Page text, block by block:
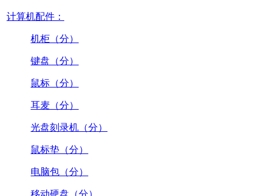
计算机配件：
机柜（分）
键盘（分）
鼠标（分）
耳麦（分）
光盘刻录机（分）
鼠标垫（分）
电脑包（分）
移动硬盘（分）